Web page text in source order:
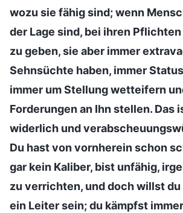
wozu sie fähig sind; wenn
der Lage sind, bei ihren
zu geben, sie aber immer
Sehnsüchte haben, immer
immer um Stellung wetteifern
Forderungen an Ihn stellen. Das
widerlich und
Du hast von vornherein schon
gar kein Kaliber, bist unfähig,
zu verrichten, und doch willst
ein Leiter sein; du kämpfst